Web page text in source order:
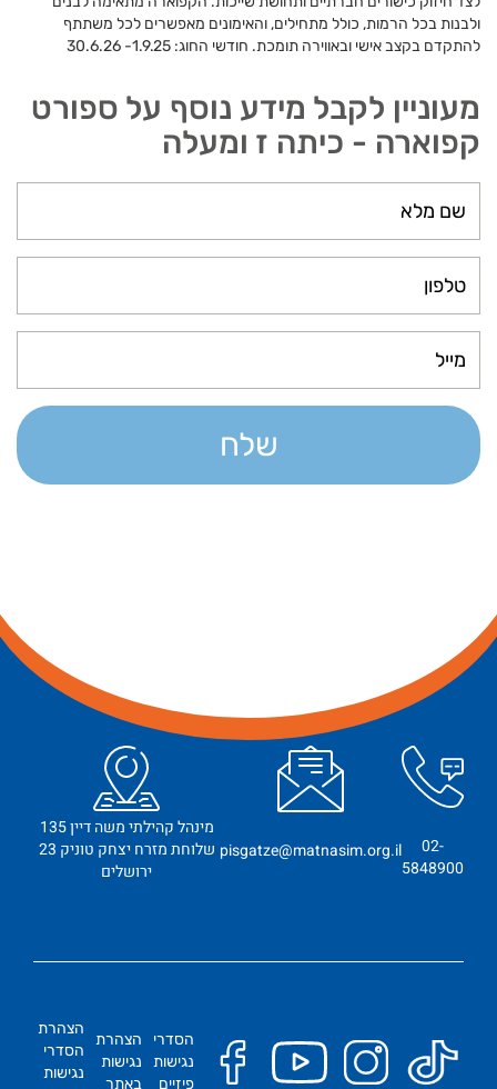
ולבנות בכל הרמות, כולל מתחילים, והאימונים מאפשרים לכל משתתף
להתקדם בקצב אישי ובאווירה תומכת. חודשי החוג: 1.9.25- 30.6.26
מעוניין לקבל מידע נוסף על ספורט
קפוארה - כיתה ז ומעלה
שלח
02-
5848900
pisgatze@matnasim.org.il
מינהל קהילתי משה דיין 135
שלוחת מזרח יצחק טוניק 23
ירושלים
הסדרי
נגישות
פיזיים
הצהרת
נגישות
באתר
הצהרת
הסדרי
נגישות